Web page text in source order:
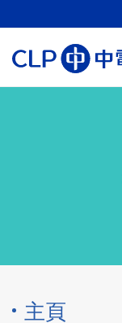
主頁